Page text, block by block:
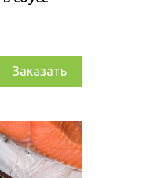
Заказать